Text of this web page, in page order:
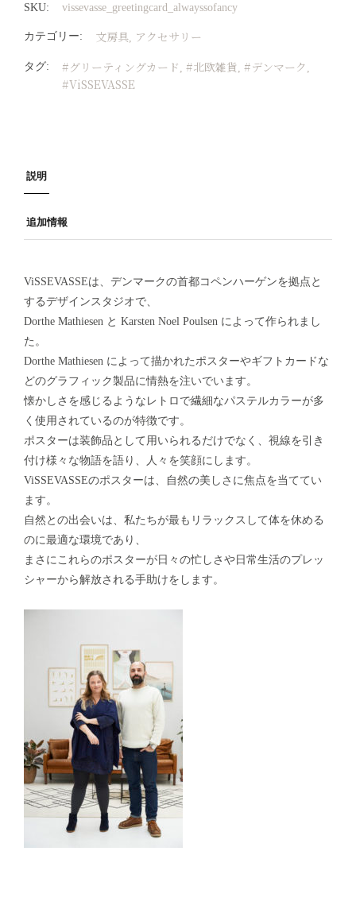
SKU: vissevasse_greetingcard_alwayssofancy
カテゴリー: 文房具 アクセサリー
タグ: #グリーティングカード #北欧雑貨 #デンマーク
#ViSSEVASSE
説明
追加情報
ViSSEVASSEは、デンマークの首都コペンハーゲンを拠点と
するデザインスタジオで、
Dorthe Mathiesen と Karsten Noel Poulsen によって作られまし
た。
Dorthe Mathiesen によって描かれたポスターやギフトカードな
どのグラフィック製品に情熱を注いでいます。
懐かしさを感じるようなレトロで繊細なパステルカラーが多
く使用されているのが特徴です。
ポスターは装飾品として用いられるだけでなく、視線を引き
付け様々な物語を語り、人々を笑顔にします。
ViSSEVASSEのポスターは、自然の美しさに焦点を当ててい
ます。
自然との出会いは、私たちが最もリラックスして体を休める
のに最適な環境であり、
まさにこれらのポスターが日々の忙しさや日常生活のプレッ
シャーから解放される手助けをします。